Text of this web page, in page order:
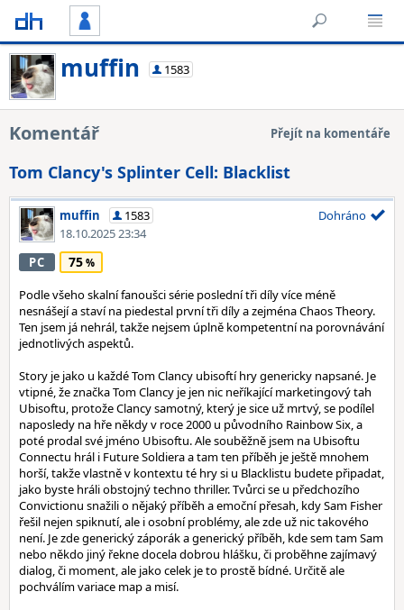
muffin 1583
Komentář Přejít na komentáře
Tom Clancy's Splinter Cell: Blacklist
muffin
1583
18.10.2025 23:34
Dohráno
PC 75
Podle všeho skalní fanoušci série poslední tři díly více méně
nesnášejí a staví na piedestal první tři díly a zejména Chaos Theory.
Ten jsem já nehrál, takže nejsem úplně kompetentní na porovnávání
jednotlivých aspektů.
Story je jako u každé Tom Clancy ubisoftí hry genericky napsané. Je
vtipné, že značka Tom Clancy je jen nic neříkající marketingový tah
Ubisoftu, protože Clancy samotný, který je sice už mrtvý, se podílel
naposledy na hře někdy v roce 2000 u původního Rainbow Six, a
poté prodal své jméno Ubisoftu. Ale souběžně jsem na Ubisoftu
Connectu hrál i Future Soldiera a tam ten příběh je ještě mnohem
horší, takže vlastně v kontextu té hry si u Blacklistu budete připadat,
jako byste hráli obstojný techno thriller. Tvůrci se u předchozího
Convictionu snažili o nějaký příběh a emoční přesah, kdy Sam Fisher
řešil nejen spiknutí, ale i osobní problémy, ale zde už nic takového
není. Je zde generický záporák a generický příběh, kde sem tam Sam
nebo někdo jiný řekne docela dobrou hlášku, či proběhne zajímavý
dialog, či moment, ale jako celek je to prostě bídné. Určitě ale
pochválím variace map a misí.